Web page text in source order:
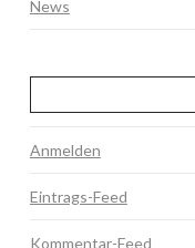
News
Anmelden
Eintrags-Feed
Kommentar-Feed